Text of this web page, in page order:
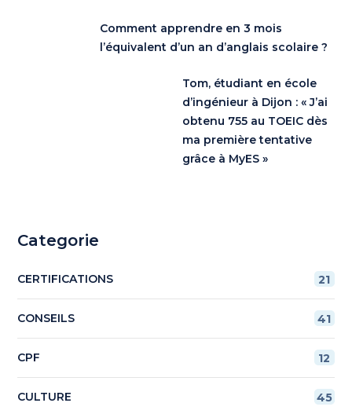
Comment apprendre en 3 mois
l’équivalent d’un an d’anglais scolaire ?
Tom, étudiant en école
d’ingénieur à Dijon : « J’ai
obtenu 755 au TOEIC dès
ma première tentative
grâce à MyES »
Categorie
CERTIFICATIONS 21
CONSEILS 41
CPF 12
CULTURE 45